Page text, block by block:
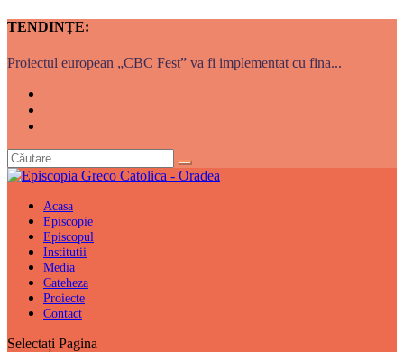
TENDINȚE:
Proiectul european „CBC Fest” va fi implementat cu fina...
Acasa
Episcopie
Episcopul
Institutii
Media
Cateheza
Proiecte
Contact
Selectați Pagina